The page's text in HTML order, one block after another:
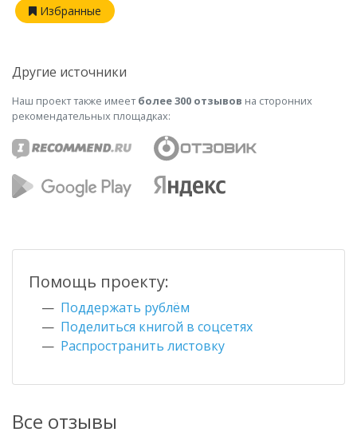
Все отзывы
Избранные
Другие источники
Наш проект также имеетболее 300 отзывов на сторонних
рекомендательных площадках:
Помощь проекту:
Поддержать рублём
Поделиться книгой в соцсетях
Распространить листовку